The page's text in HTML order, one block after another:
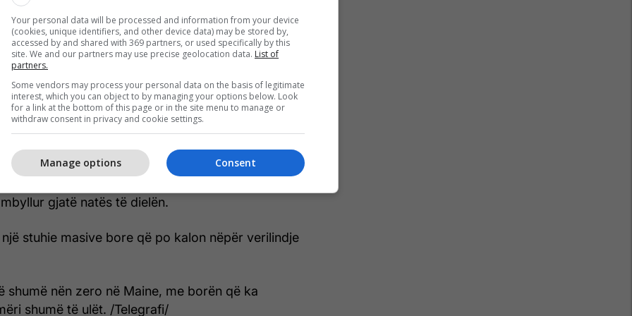
krijuar një qendër operacionesh emergjente.
news! A private Bombardier Challenger 650
has crashed shortly after takeoff from
at Bangor International Airport amid heavy snow
Storm Fern.
were on board, injury details unknown, no
as of now.…pic.twitter.com/dLLwqOm2Jr
(@fl360aero)January 26, 2026
gjatë natës të dielën.
stuhie masive bore që po kalon nëpër verilindje
shumë nën zero në Maine, me borën që ka
shumë të ulët. /Telegrafi/
Your personal data will be processed and information from your device
(cookies, unique identifiers, and other device data) may be stored by,
accessed by and shared with 369 partners, or used specifically by this
site. We and our partners may use precise geolocation data. List of
partners.
Some vendors may process your personal data on the basis of legitimate
interest, which you can object to by managing your options below. Look
for a link at the bottom of this page or in the site menu to manage or
withdraw consent in privacy and cookie settings.
Consent
Manage options